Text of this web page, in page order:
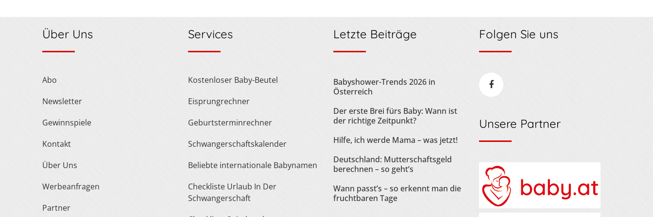
Über Uns
Abo
Newsletter
Gewinnspiele
Kontakt
Über Uns
Werbeanfragen
Partner
Services
Kostenloser Baby-Beutel
Eisprungrechner
Geburtsterminrechner
Schwangerschaftskalender
Beliebte internationale Babynamen
Checkliste Urlaub In Der
Schwangerschaft
Letzte Beiträge
Babyshower-Trends 2026 in
Österreich
Der erste Brei fürs Baby: Wann ist
der richtige Zeitpunkt?
Hilfe, ich werde Mama – was jetzt!
Deutschland: Mutterschaftsgeld
berechnen – so geht’s
Wann passt’s – so erkennt man die
fruchtbaren Tage
Folgen Sie uns
Unsere Partner